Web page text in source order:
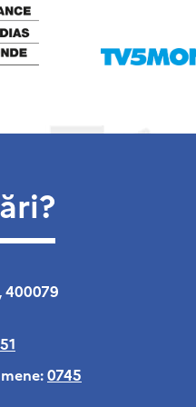
400079
0745